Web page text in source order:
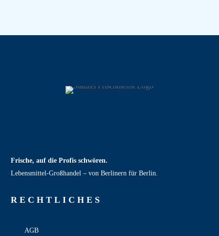
Frische, auf die Profis schwören.
Lebensmittel‑Großhandel – von Berlinern für Berlin.
RECHT­LICHES
AGB